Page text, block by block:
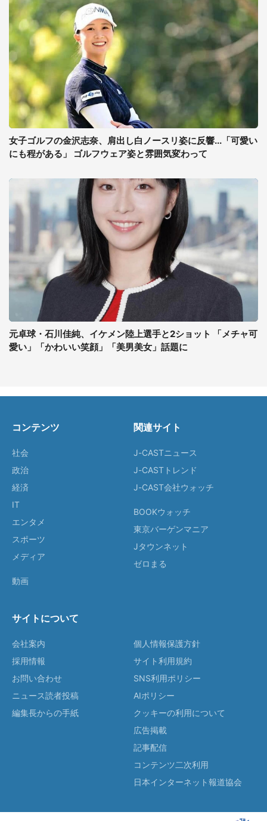
女子ゴルフの金沢志奈、肩出し白ノースリ姿に反響...「可愛い
にも程がある」 ゴルフウェア姿と雰囲気変わって
元卓球・石川佳純、イケメン陸上選手と2ショット 「メチャ可
愛い」「かわいい笑顔」「美男美女」話題に
コンテンツ
社会
政治
経済
IT
エンタメ
スポーツ
メディア
動画
関連サイト
J-CASTニュース
J-CASTトレンド
J-CAST会社ウォッチ
BOOKウォッチ
東京バーゲンマニア
Jタウンネット
ゼロまる
サイトについて
会社案内
採用情報
お問い合わせ
ニュース読者投稿
編集長からの手紙
個人情報保護方針
サイト利用規約
SNS利用ポリシー
AIポリシー
クッキーの利用について
広告掲載
記事配信
コンテンツ二次利用
日本インターネット報道協会